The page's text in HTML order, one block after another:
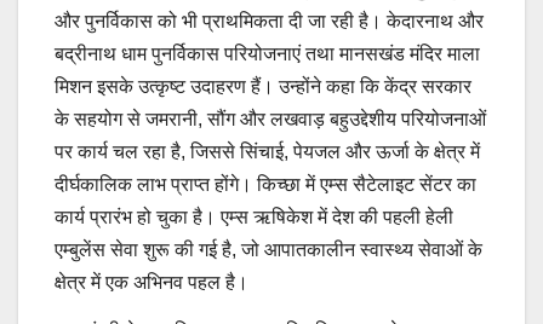
और पुनर्विकास को भी प्राथमिकता दी जा रही है। केदारनाथ और
बद्रीनाथ धाम पुनर्विकास परियोजनाएं तथा मानसखंड मंदिर माला
मिशन इसके उत्कृष्ट उदाहरण हैं। उन्होंने कहा कि केंद्र सरकार
के सहयोग से जमरानी, सौंग और लखवाड़ बहुउद्देशीय परियोजनाओं
पर कार्य चल रहा है, जिससे सिंचाई, पेयजल और ऊर्जा के क्षेत्र में
दीर्घकालिक लाभ प्राप्त होंगे। किच्छा में एम्स सैटेलाइट सेंटर का
कार्य प्रारंभ हो चुका है। एम्स ऋषिकेश में देश की पहली हेली
एम्बुलेंस सेवा शुरू की गई है, जो आपातकालीन स्वास्थ्य सेवाओं के
क्षेत्र में एक अभिनव पहल है।